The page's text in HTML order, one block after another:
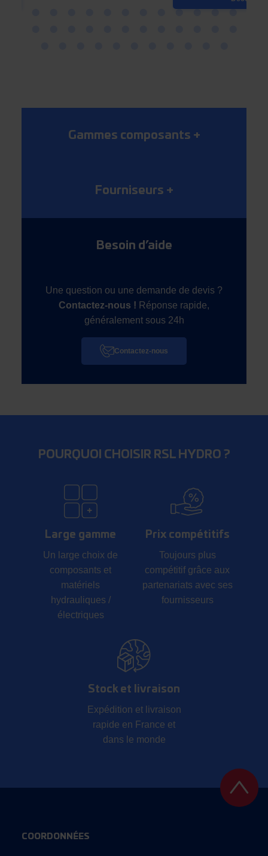
Gammes composants +
Fourniseurs +
Besoin d’aide
Une question ou une demande de devis ?
Contactez-nous ! Réponse rapide,
généralement sous 24h
Contactez-nous
POURQUOI CHOISIR RSL HYDRO ?
Large gamme
Un large choix de
composants et
matériels
hydrauliques /
électriques
Prix compétitifs
Toujours plus
compétitif grâce aux
partenariats avec ses
fournisseurs
Stock et livraison
Expédition et livraison
rapide en France et
dans le monde
COORDONNÉES